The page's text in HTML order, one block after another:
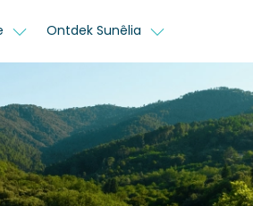
Ontdek Sunêlia